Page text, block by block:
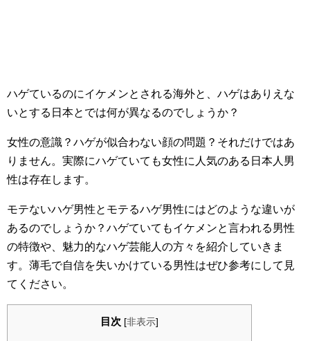
ハゲているのにイケメンとされる海外と、ハゲはありえな
いとする日本とでは何が異なるのでしょうか？
女性の意識？ハゲが似合わない顔の問題？それだけではあ
りません。実際にハゲていても女性に人気のある日本人男
性は存在します。
モテないハゲ男性とモテるハゲ男性にはどのような違いが
あるのでしょうか？ハゲていてもイケメンと言われる男性
の特徴や、魅力的なハゲ芸能人の方々を紹介していきま
す。薄毛で自信を失いかけている男性はぜひ参考にして見
てください。
目次 [非表示]